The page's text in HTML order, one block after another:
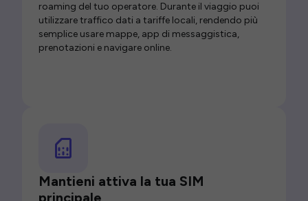
roaming del tuo operatore. Durante il viaggio puoi
utilizzare traffico dati a tariffe locali, rendendo più
semplice usare mappe, app di messaggistica,
prenotazioni e navigare online.
Mantieni attiva la tua SIM
principale